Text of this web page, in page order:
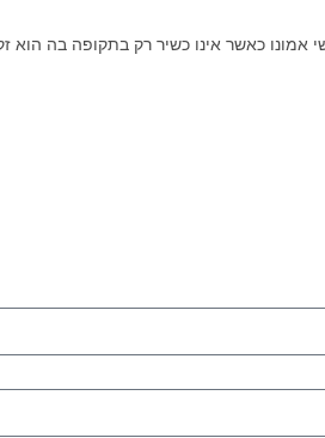
אמונו כאשר אינו כשיר רק בתקופה בה הוא